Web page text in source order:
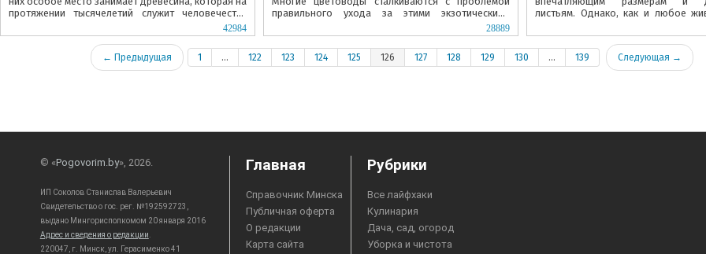
протяжении тысячелетий служит человечеству
42984
правильного ухода за этими экзотическими
28889
листьям. Однако, как и любое
← Предыдущая 1 ... 122 123 124 125 126 127 128 129 130 ... 139 Следующая →
© «Pogovorim.by», 2026.
ИП Соколов Станислав Валерьевич
Свидетельство о гос. рег. №192592723,
выдано Мингорисполкомом 20 января 2016
Адрес и сведения о редакции
220047, г. Минск, ул. Герасименко 41
Главная
Справочник Минска
Публичная оферта
О редакции
Карта сайта
Рубрики
Все лайфхаки
Кулинария
Дача, сад, огород
Уборка и чистота